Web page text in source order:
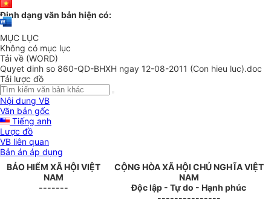
Định dạng văn bản hiện có:
MỤC LỤC
Không có mục lục
Tải về (WORD)
Quyet dinh so 860-QD-BHXH ngay 12-08-2011 (Con hieu luc).doc
Tải lược đồ
Nội dung VB
Văn bản gốc
Tiếng anh
Lược đồ
VB liên quan
Bản án áp dụng
BẢO HIỂM XÃ HỘI VIỆT
NAM
-------
CỘNG HÒA XÃ HỘI CHỦ NGHĨA VIỆT
NAM
Độc lập - Tự do - Hạnh phúc
---------------